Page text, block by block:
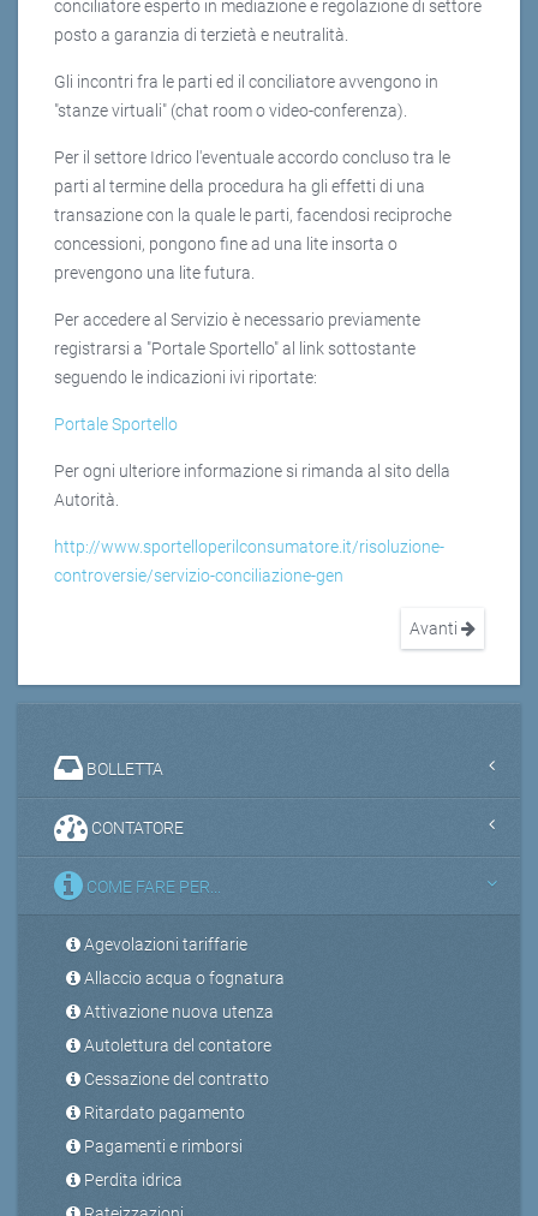
conciliatore esperto in mediazione e regolazione di settore
posto a garanzia di terzietà e neutralità.
Gli incontri fra le parti ed il conciliatore avvengono in
"stanze virtuali" (chat room o video-conferenza).
Per il settore Idrico l'eventuale accordo concluso tra le
parti al termine della procedura ha gli effetti di una
transazione con la quale le parti, facendosi reciproche
concessioni, pongono fine ad una lite insorta o
prevengono una lite futura.
Per accedere al Servizio è necessario previamente
registrarsi a "Portale Sportello" al link sottostante
seguendo le indicazioni ivi riportate:
Portale Sportello
Per ogni ulteriore informazione si rimanda al sito della
Autorità.
http://www.sportelloperilconsumatore.it/risoluzione-
controversie/servizio-conciliazione-gen
Avanti
BOLLETTA
CONTATORE
COME FARE PER...
Agevolazioni tariffarie
Allaccio acqua o fognatura
Attivazione nuova utenza
Autolettura del contatore
Cessazione del contratto
Ritardato pagamento
Pagamenti e rimborsi
Perdita idrica